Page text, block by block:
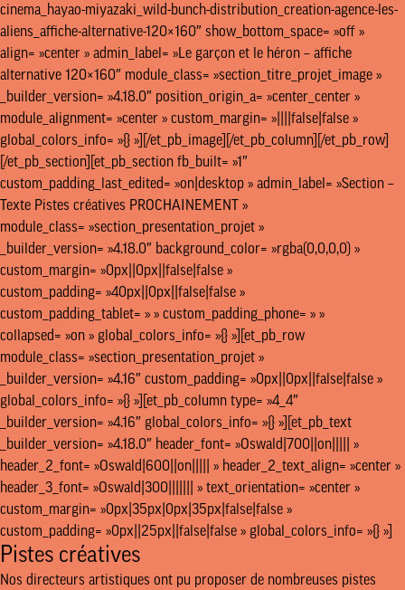
cinema_hayao-miyazaki_wild-bunch-distribution_creation-agence-les-
aliens_affiche-alternative-120×160″ show_bottom_space= »off »
align= »center » admin_label= »Le garçon et le héron – affiche
alternative 120×160″ module_class= »section_titre_projet_image »
_builder_version= »4.18.0″ position_origin_a= »center_center »
module_alignment= »center » custom_margin= »||||false|false »
global_colors_info= »{} »][/et_pb_image][/et_pb_column][/et_pb_row]
[/et_pb_section][et_pb_section fb_built= »1″
custom_padding_last_edited= »on|desktop » admin_label= »Section –
Texte Pistes créatives PROCHAINEMENT »
module_class= »section_presentation_projet »
_builder_version= »4.18.0″ background_color= »rgba(0,0,0,0) »
custom_margin= »0px||0px||false|false »
custom_padding= »40px||0px||false|false »
custom_padding_tablet= » » custom_padding_phone= » »
collapsed= »on » global_colors_info= »{} »][et_pb_row
module_class= »section_presentation_projet »
_builder_version= »4.16″ custom_padding= »0px||0px||false|false »
global_colors_info= »{} »][et_pb_column type= »4_4″
_builder_version= »4.16″ global_colors_info= »{} »][et_pb_text
_builder_version= »4.18.0″ header_font= »Oswald|700||on||||| »
header_2_font= »Oswald|600||on||||| » header_2_text_align= »center »
header_3_font= »Oswald|300||||||| » text_orientation= »center »
custom_margin= »0px|35px|0px|35px|false|false »
custom_padding= »0px||25px||false|false » global_colors_info= »{} »]
Pistes créatives
Nos directeurs artistiques ont pu proposer de nombreuses pistes